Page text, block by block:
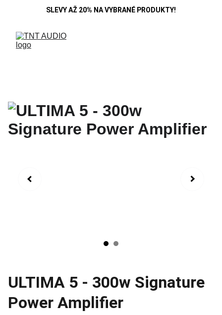
SLEVY AŽ 20% NA VYBRANÉ PRODUKTY!
ULTIMA 5 - 300w Signature
Power Amplifier